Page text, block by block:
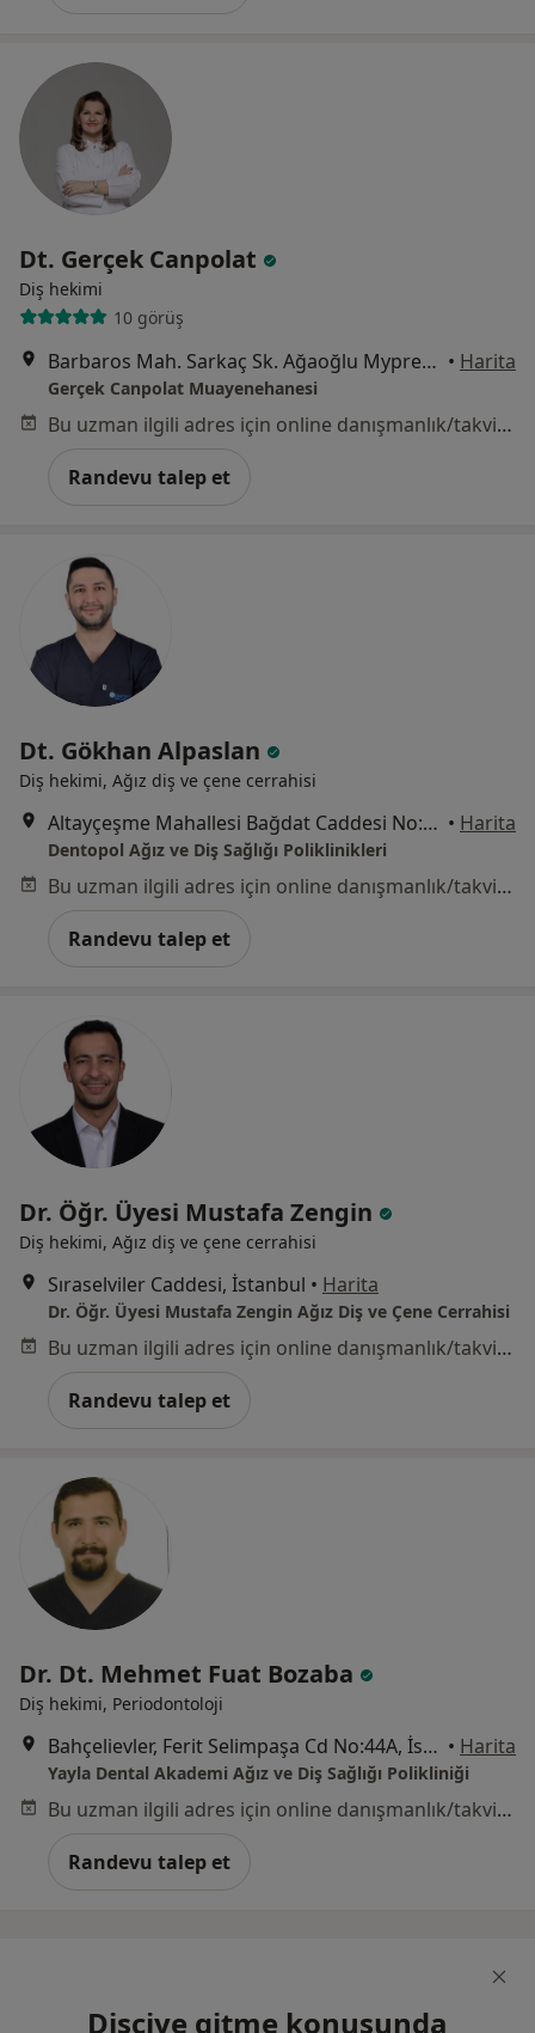
Dt. Gerçek Canpolat
Diş hekimi
10 görüş
Barbaros Mah. Sarkaç Sk. Ağaoğlu Myprestij Ofis Kat 6 Daire 42 Batı Ataşehir, İstanbul • Harita
Gerçek Canpolat Muayenehanesi
Bu uzman ilgili adres için online danışmanlık/takvim sunmuyor.
Randevu talep et
Dt. Gökhan Alpaslan
Diş hekimi, Ağız diş ve çene cerrahisi
Altayçeşme Mahallesi Bağdat Caddesi No:317, Maltepe • Harita
Dentopol Ağız ve Diş Sağlığı Poliklinikleri
Bu uzman ilgili adres için online danışmanlık/takvim sunmuyor.
Randevu talep et
Dr. Öğr. Üyesi Mustafa Zengin
Diş hekimi, Ağız diş ve çene cerrahisi
Sıraselviler Caddesi, İstanbul • Harita
Dr. Öğr. Üyesi Mustafa Zengin Ağız Diş ve Çene Cerrahisi
Bu uzman ilgili adres için online danışmanlık/takvim sunmuyor.
Randevu talep et
Dr. Dt. Mehmet Fuat Bozaba
Diş hekimi, Periodontoloji
Bahçelievler, Ferit Selimpaşa Cd No:44A, İstanbul • Harita
Yayla Dental Akademi Ağız ve Diş Sağlığı Polikliniği
Bu uzman ilgili adres için online danışmanlık/takvim sunmuyor.
Randevu talep et
Dişçiye gitme konusunda